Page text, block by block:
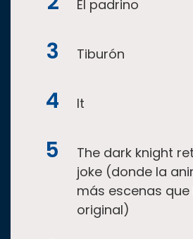
El padrino
Tiburón
It
The dark knight
joke (donde la
más escenas
original)